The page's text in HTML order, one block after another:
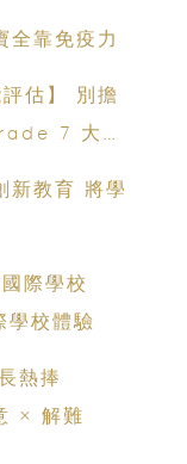
全靠免疫力
評估】 別擔
7 大暑
新教育 將學
際學校
生 頂尖國際學校體驗
熱捧
× 解難